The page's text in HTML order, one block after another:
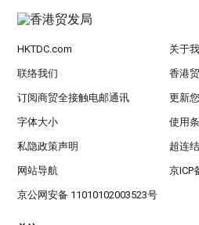
HKTDC.com 关于
联络我们 香港
订阅商贸全接触电邮通讯 更新
字体大小 使用
私隐政策声明 超连
网站导航 京ICP
京公网安备 11010102003523号